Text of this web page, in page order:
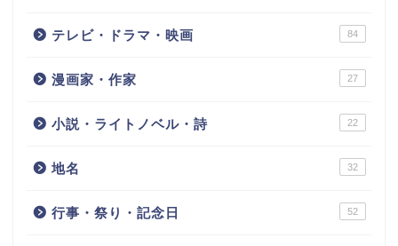
テレビ・ドラマ・映画 84
漫画家・作家 27
小説・ライトノベル・詩 22
地名 32
行事・祭り・記念日 52